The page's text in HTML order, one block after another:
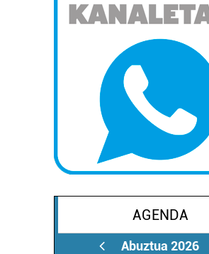
AGENDA
Abuztua 2026